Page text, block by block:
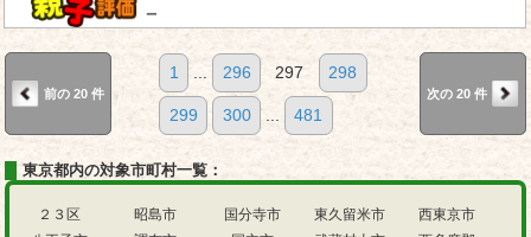
－
前の 20 件
1 ... 296 297 298
299 300 ... 481
次の 20 件
東京都内の対象市町村一覧：
２３区
昭島市
国分寺市
東久留米市
西東京市